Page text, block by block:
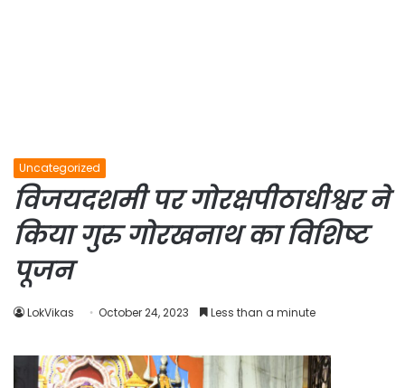
Uncategorized
विजयदशमी पर गोरक्षपीठाधीश्वर ने
किया गुरु गोरखनाथ का विशिष्ट
पूजन
LokVikas October 24, 2023 Less than a minute